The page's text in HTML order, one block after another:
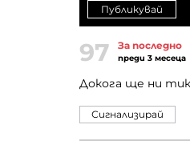
Публикувай
97 За последно
преди 3 месеца
Докога ще ни
Сигнализирай